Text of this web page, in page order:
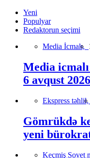
Yeni
Populyar
Redaktorun seçimi
Media İcmalı,
Media
6 avqust
Ekspress təhlil,
Gömrükdə
yeni
Keçmiş Sovet